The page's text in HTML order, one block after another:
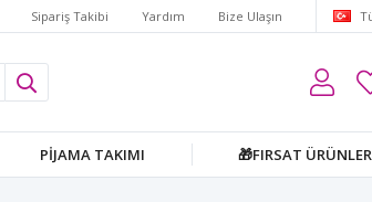
Sipariş Takibi Yardım Bize Ulaşın
PİJAMA TAKIMI 🎁FIRSAT